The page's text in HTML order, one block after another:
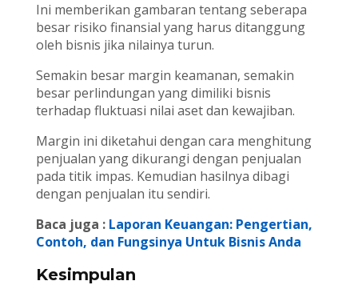
Ini memberikan gambaran tentang seberapa
besar risiko finansial yang harus ditanggung
oleh bisnis jika nilainya turun.
Semakin besar margin keamanan, semakin
besar perlindungan yang dimiliki bisnis
terhadap fluktuasi nilai aset dan kewajiban.
Margin ini diketahui dengan cara menghitung
penjualan yang dikurangi dengan penjualan
pada titik impas. Kemudian hasilnya dibagi
dengan penjualan itu sendiri.
Baca juga : Laporan Keuangan: Pengertian,
Contoh, dan Fungsinya Untuk Bisnis Anda
Kesimpulan